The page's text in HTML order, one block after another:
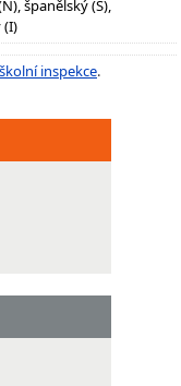
španělský (Š),
(I)
inspekce.